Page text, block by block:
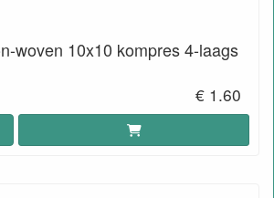
woven 10x10 kompres 4-laags
€ 1.60